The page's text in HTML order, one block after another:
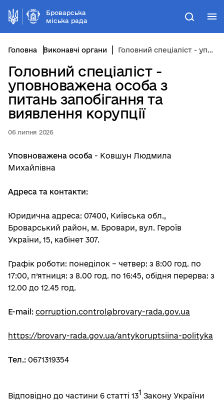
Броварська
міська рада
Пошук
Головна Виконавчі органи Головний спеціаліст - уповноважена особа з питань запобігання та виявлення корупції
Головний спеціаліст -
уповноважена особа з
питань запобігання та
виявлення корупції
06 липня 2026
Уповноважена особа - Ковшун Людмила
Михайлівна
Адреса та контакти:
Юридична адреса: 07400, Київська обл.,
Броварський район, м. Бровари, вул. Героїв
України, 15, кабінет 307.
Графік роботи: понеділок – четвер: з 8:00 год. по
17:00, п’ятниця: з 8.00 год. по 16:45, обідня перерва: з
12.00 до 12.45 год.
E-mail: corruption.control@brovary-rada.gov.ua
https://brovary-rada.gov.ua/antykoruptsiina-polityka
Тел.: 0671319354
Відповідно до частини 6 статті 131 Закону України